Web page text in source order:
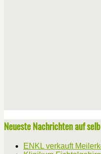
Neueste Nachrichten auf
ENKL verkauft